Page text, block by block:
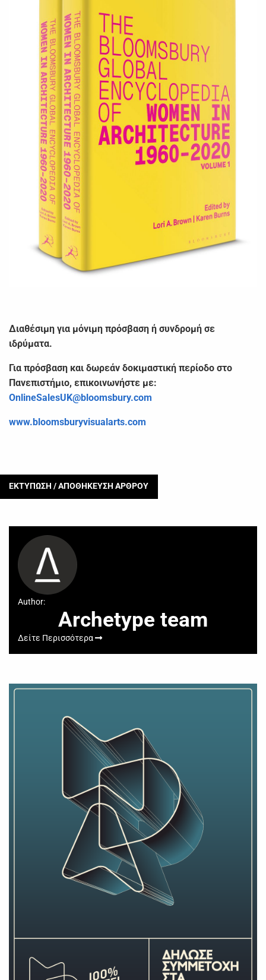
Διαθέσιμη για μόνιμη πρόσβαση ή συνδρομή σε
ιδρύματα.
Για πρόσβαση και δωρεάν δοκιμαστική περίοδο στο
Πανεπιστήμιο, επικοινωνήστε με:
OnlineSalesUK@bloomsbury.com
www.bloomsburyvisualarts.com
ΕΚΤΥΠΩΣΗ / ΑΠΟΘΗΚΕΥΣΗ ΑΡΘΡΟΥ
Author:
Archetype team
Δείτε Περισσότερα